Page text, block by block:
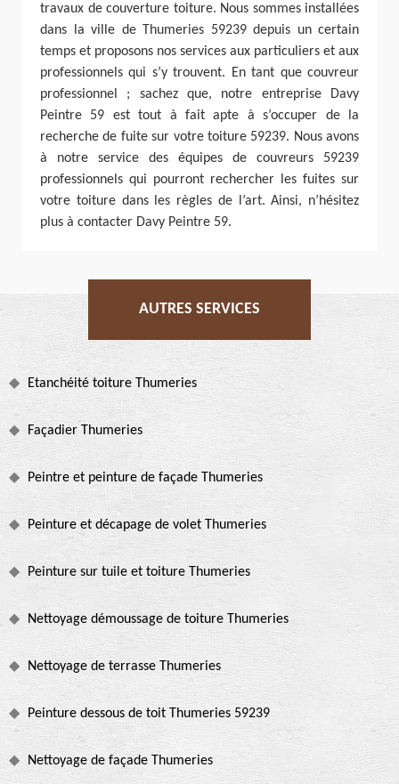
travaux de couverture toiture. Nous sommes installées
dans la ville de Thumeries 59239 depuis un certain
temps et proposons nos services aux particuliers et aux
professionnels qui s’y trouvent. En tant que couvreur
professionnel ; sachez que, notre entreprise Davy
Peintre 59 est tout à fait apte à s’occuper de la
recherche de fuite sur votre toiture 59239. Nous avons
à notre service des équipes de couvreurs 59239
professionnels qui pourront rechercher les fuites sur
votre toiture dans les règles de l’art. Ainsi, n’hésitez
plus à contacter Davy Peintre 59.
AUTRES SERVICES
Etanchéité toiture Thumeries
Façadier Thumeries
Peintre et peinture de façade Thumeries
Peinture et décapage de volet Thumeries
Peinture sur tuile et toiture Thumeries
Nettoyage démoussage de toiture Thumeries
Nettoyage de terrasse Thumeries
Peinture dessous de toit Thumeries 59239
Nettoyage de façade Thumeries